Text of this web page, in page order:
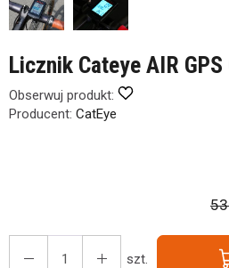
Licznik Cateye AIR GPS
Obserwuj produkt:
Producent: CatEye
szt.